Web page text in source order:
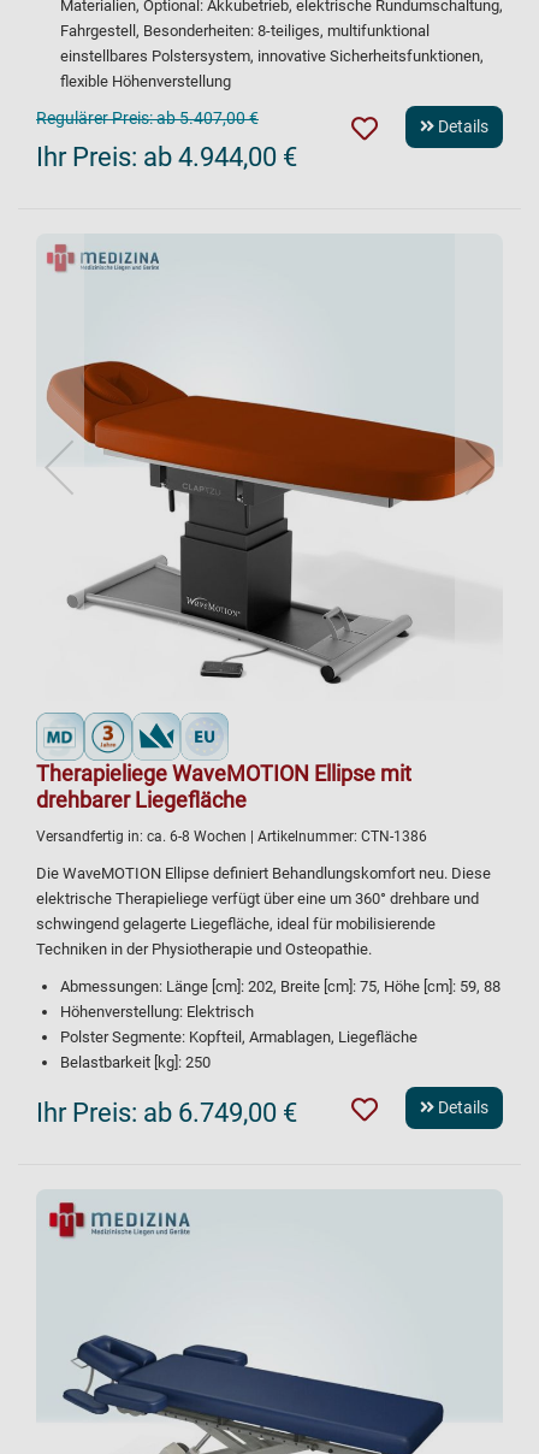
Materialien, Optional: Akkubetrieb, elektrische Rundumschaltung,
Fahrgestell, Besonderheiten: 8-teiliges, multifunktional
einstellbares Polstersystem, innovative Sicherheitsfunktionen,
flexible Höhenverstellung
Regulärer Preis:ab 5.407,00 €
Ihr Preis: ab 4.944,00 €
Details
Therapieliege WaveMOTION Ellipse mit
drehbarer Liegefläche
Versandfertig in: ca. 6-8 Wochen | Artikelnummer: CTN-1386
Die WaveMOTION Ellipse definiert Behandlungskomfort neu. Diese
elektrische Therapieliege verfügt über eine um 360° drehbare und
schwingend gelagerte Liegefläche, ideal für mobilisierende
Techniken in der Physiotherapie und Osteopathie.
Abmessungen: Länge [cm]: 202, Breite [cm]: 75, Höhe [cm]: 59, 88
Höhenverstellung: Elektrisch
Polster Segmente: Kopfteil, Armablagen, Liegefläche
Belastbarkeit [kg]: 250
Ihr Preis: ab 6.749,00 € Details